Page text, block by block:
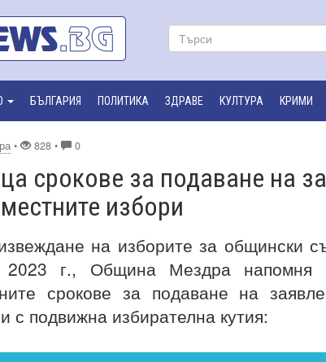
БЪЛГАРИЯ ПОЛИТИКА ЗДРАВЕ КУЛТУРА КРИМИ
• 828 • 0
срокове за подаване на
избори
на изборите за общински
г., Община Мездра напомня
срокове за подаване на
с подвижна избирателна кутия: